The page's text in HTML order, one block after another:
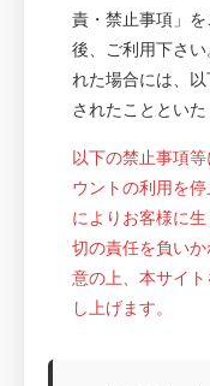
責・禁止事項」
後、ご利用下さ
れた場合には、
されたことといた
以下の禁止事項
ウントの利用を
によりお客様に
切の責任を負い
意の上、本サイ
し上げます。